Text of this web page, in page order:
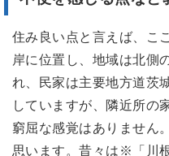
住み良い点と言えば、こ
岸に位置し、地域は北側
れ、民家は主要地方道茨
していますが、隣近所の
窮屈な感覚はありません
思います。昔々は※「川